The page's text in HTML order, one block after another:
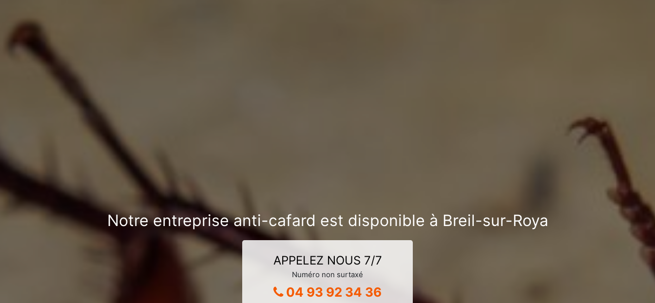
Notre entreprise anti-cafard est disponible à Breil-sur-Roya
APPELEZ NOUS 7/7
Numéro non surtaxé
04 93 92 34 36